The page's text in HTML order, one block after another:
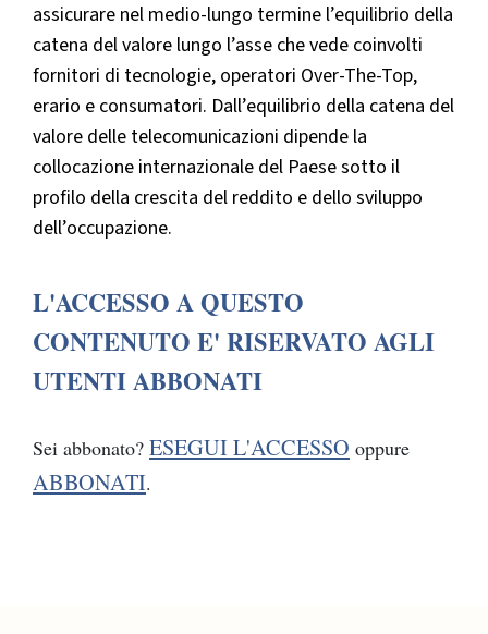
assicurare nel medio-lungo termine l’equilibrio della
catena del valore lungo l’asse che vede coinvolti
fornitori di tecnologie, operatori Over-The-Top,
erario e consumatori. Dall’equilibrio della catena del
valore delle telecomunicazioni dipende la
collocazione internazionale del Paese sotto il
profilo della crescita del reddito e dello sviluppo
dell’occupazione.
L'ACCESSO A QUESTO
CONTENUTO E' RISERVATO AGLI
UTENTI ABBONATI
Sei abbonato? ESEGUI L'ACCESSO oppure
ABBONATI.